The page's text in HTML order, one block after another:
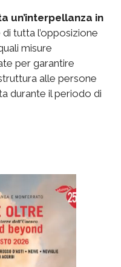
un’interpellanza in
tutta l’opposizione
misure
per garantire
alle persone
durante il periodo di